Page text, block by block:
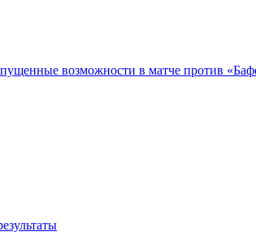
возможности в матче против